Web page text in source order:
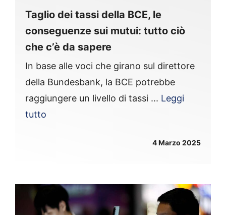
Taglio dei tassi della BCE, le
conseguenze sui mutui: tutto ciò
che c’è da sapere
In base alle voci che girano sul direttore
della Bundesbank, la BCE potrebbe
raggiungere un livello di tassi ... Leggi
tutto
4 Marzo 2025